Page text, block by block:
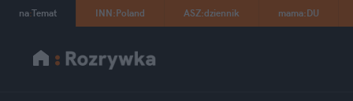
na:Temat INN:Poland ASZ:dziennik mama:DU